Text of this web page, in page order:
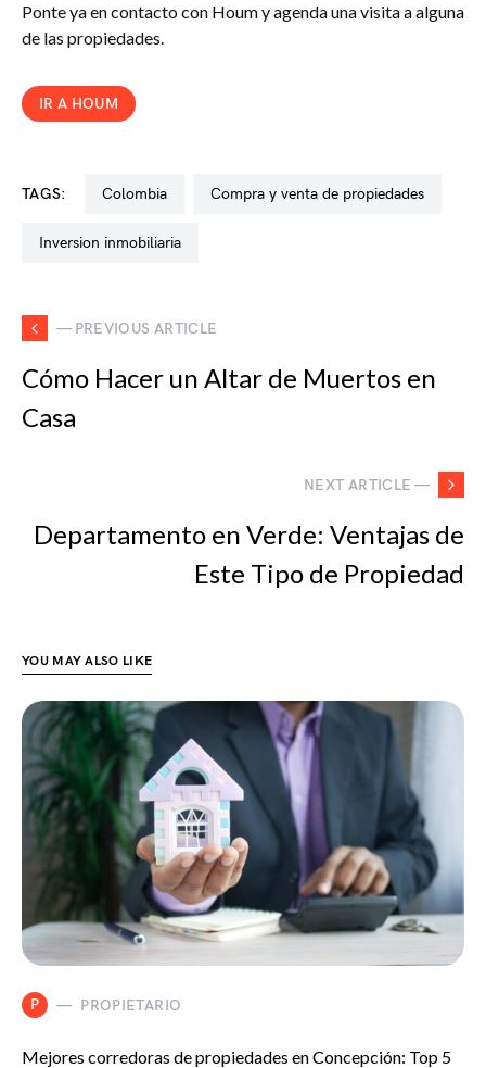
Ponte ya en contacto con Houm y agenda una visita a alguna
de las propiedades.
IR A HOUM
TAGS: colombia compra y venta de propiedades
inversion inmobiliaria
— PREVIOUS ARTICLE
Cómo Hacer un Altar de Muertos en
Casa
NEXT ARTICLE —
Departamento en Verde: Ventajas de
Este Tipo de Propiedad
YOU MAY ALSO LIKE
P PROPIETARIO
Mejores corredoras de propiedades en Concepción: Top 5